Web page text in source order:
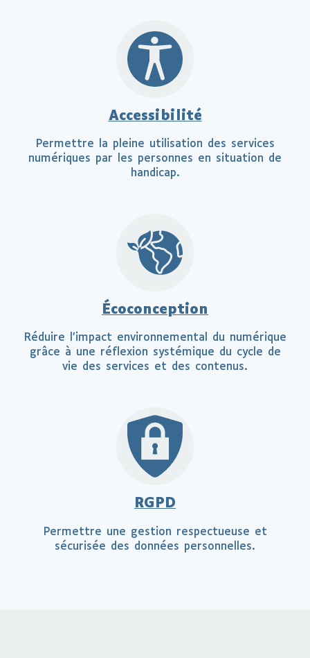
Accessibilité
Permettre la pleine utilisation des services
numériques par les personnes en situation de
handicap.
Écoconception
Réduire l’impact environnemental du numérique
grâce à une réflexion systémique du cycle de
vie des services et des contenus.
RGPD
Permettre une gestion respectueuse et
sécurisée des données personnelles.